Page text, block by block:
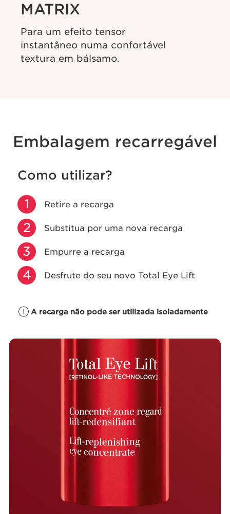
MATRIX
Para um efeito tensor
instantâneo numa confortável
textura em bálsamo.
Embalagem recarregável
Como utilizar?
1
Retire a recarga
2 Substitua por uma nova recarga
3 Empurre a recarga
4 Desfrute do seu novo Total Eye Lift
A recarga não pode ser utilizada isoladamente